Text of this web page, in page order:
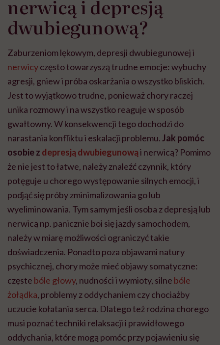
nerwicą i depresją
dwubiegunową?
Zaburzeniom lękowym, depresji dwubiegunowej i
nerwicyczęsto towarzyszą trudne emocje: wybuchy
agresji, gniew i próba oskarżania o wszystko bliskich.
Jest to wyjątkowo trudne, ponieważ chory raczej
unika rozmowy i na wszystko reaguje w sposób
gwałtowny. W konsekwencji tego dochodzi do
narastania konfliktu i eskalacji problemu.Jak pomóc
osobie z depresją dwubiegunowąi nerwicą? Pomimo
że nie jest to łatwe, należy znaleźć czynnik, który
potęguje u chorego występowanie silnych emocji, i
podjąć się próby zminimalizowania go lub
wyeliminowania. Tym samym jeśli osoba z depresją lub
nerwicą np. panicznie boi się jazdy samochodem,
należy w miarę możliwości ograniczyć takie
doświadczenia. Ponadto poza objawami natury
psychicznej, chory może mieć objawy somatyczne:
częste bóle głowy, nudności i wymioty, silne bóle
żołądka, problemy z oddychaniem czy chociażby
uczucie kołatania serca. Dlatego też rodzina chorego
musi poznać techniki relaksacji i prawidłowego
oddychania, które mogą pomóc przy pojawieniu się